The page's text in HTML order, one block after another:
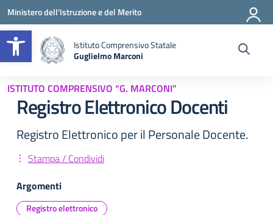
Apri la barra degli strumenti
Vai ai contenuti
Vai al menu di navigazione
Vai al footer
Ministero dell'Istruzione e del Merito
Istituto Comprensivo Statale
Guglielmo Marconi
— Visita la pagina iniziale della scuola
ISTITUTO COMPRENSIVO “G. MARCONI”
Registro Elettronico Docenti
Registro Elettronico per il Personale Docente.
Stampa / Condividi
Argomenti
Registro elettronico